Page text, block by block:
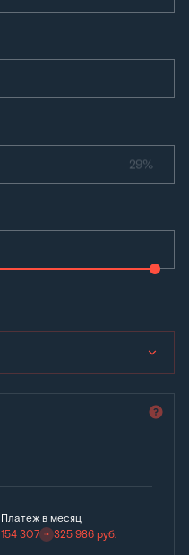
29%
Платеж в месяц
154 307
325 986 руб.